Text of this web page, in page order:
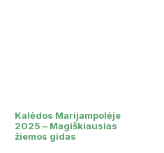
Kalėdos Marijampolėje
2025 – Magiškiausias
žiemos gidas